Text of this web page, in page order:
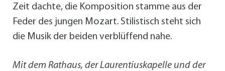
Zeit dachte, die Komposition stamme aus der
Feder des jungen Mozart. Stilistisch steht sich
die Musik der beiden verblüffend nahe.
Mit dem Rathaus, der Laurentiuskapelle und der